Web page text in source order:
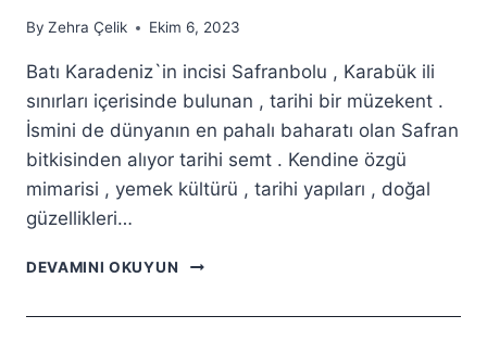
By Zehra Çelik Ekim 6, 2023
Batı Karadeniz`in incisi Safranbolu , Karabük ili
sınırları içerisinde bulunan , tarihi bir müzekent .
İsmini de dünyanın en pahalı baharatı olan Safran
bitkisinden alıyor tarihi semt . Kendine özgü
mimarisi , yemek kültürü , tarihi yapıları , doğal
güzellikleri…
DEVAMINI OKUYUN
SAFRANBOLU`DA